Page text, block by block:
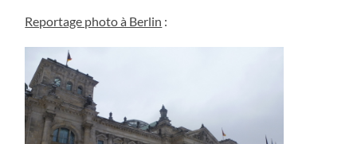
Reportage photo à Berlin :